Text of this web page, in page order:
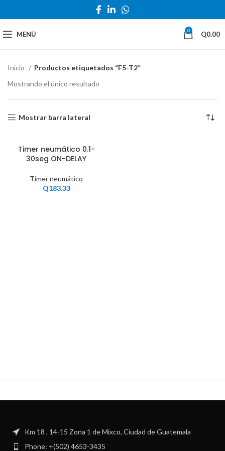
MENÚ 0 Q0.00
Inicio
Productos etiquetados “F5-T2”
Mostrando el único resultado
Mostrar barra lateral
Timer neumático 0.1-
30seg ON-DELAY
Timer neumático
Q183.33
Km 18 , 14-15 Zona 1 de Mixco, Ciudad de Guatemala
Phone: +(502) 4653-3435